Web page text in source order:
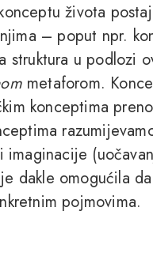
života
– poput npr.
struktura u podlozi
metaforom.
konceptima
dakle omogućila
pojmovima.